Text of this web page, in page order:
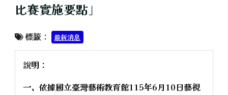
比賽實施要點」
標籤： 最新消息
說明：
一、依據國立臺灣藝術教育館115年6月10日藝視